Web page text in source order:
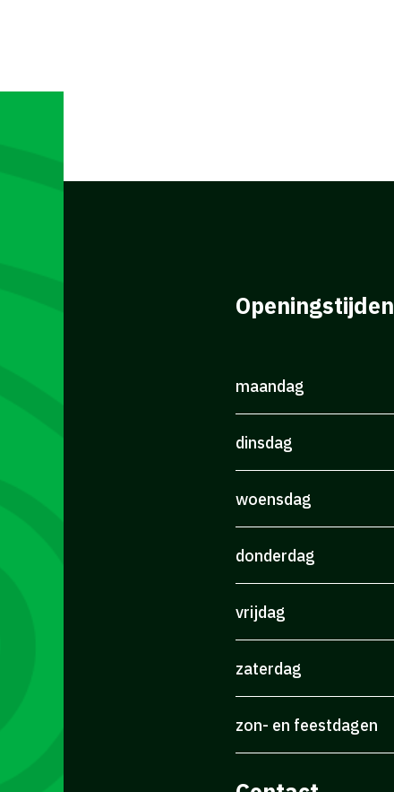
Openingstijden
maandag
dinsdag
woensdag
donderdag
vrijdag
zaterdag
zon- en feestdagen